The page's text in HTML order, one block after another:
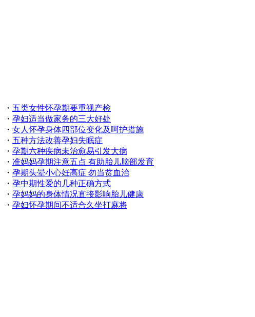
・ 五类女性怀孕期要重视产检
・ 孕妇适当做家务的三大好处
・ 女人怀孕身体四部位变化及呵护措施
・ 五种方法改善孕妇失眠症
・ 孕期六种疾病未治愈易引发大病
・ 准妈妈孕期注意五点 有助胎儿脑部发育
・ 孕期头晕小心妊高症 勿当贫血治
・ 孕中期性爱的几种正确方式
・ 孕妈妈的身体情况直接影响胎儿健康
・ 孕妇怀孕期间不适合久坐打麻将